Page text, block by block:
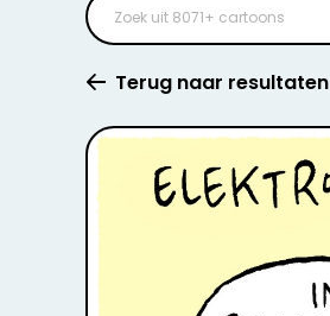
Terug naar resultaten